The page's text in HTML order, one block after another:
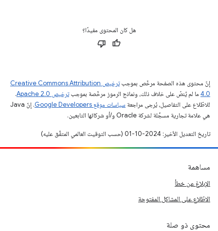
هل كان المحتوى مفيدًا؟
إنّ محتوى هذه الصفحة مرخّص بموجب
ترخيص Creative Commons Attribution
4.0‏ ما لم يُنصّ على خلاف ذلك، ونماذج الرموز مرخّصة بموجبترخيص Apache 2.0‏
.
للاطّلاع على التفاصيل، يُرجى مراجعة سياسات موقع Google Developers‏
. إنّ Java
هي علامة تجارية مسجَّلة لشركة Oracle و/أو شركائها التابعين.
تاريخ التعديل الأخير: 2024-10-01 (حسب التوقيت العالمي المتفَّق عليه)
مساهمة
الإبلاغ عن خطأ
الاطّلاع على المشاكل المفتوحة
محتوى ذو صلة